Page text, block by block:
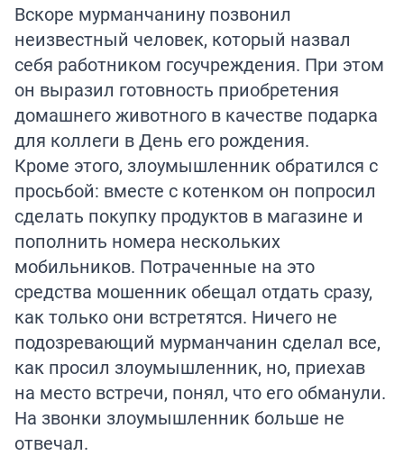
Вскоре мурманчанину позвонил
неизвестный человек, который назвал
себя работником госучреждения. При этом
он выразил готовность приобретения
домашнего животного в качестве подарка
для коллеги в День его рождения.
Кроме этого, злоумышленник обратился с
просьбой: вместе с котенком он попросил
сделать покупку продуктов в магазине и
пополнить номера нескольких
мобильников. Потраченные на это
средства мошенник обещал отдать сразу,
как только они встретятся. Ничего не
подозревающий мурманчанин сделал все,
как просил злоумышленник, но, приехав
на место встречи, понял, что его обманули.
На звонки злоумышленник больше не
отвечал.